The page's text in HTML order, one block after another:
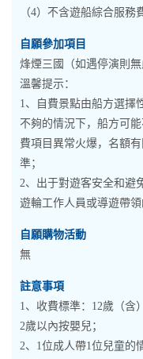
（4）不含遊船綜合服務
自願參加項目
烽煙三國（如遇停演則
溫馨提示：
1、自費景點由船方選擇
不夠的情況下，船方可
費項目異常火爆，名額
準；
2、出于對遊客安全和避
遊輪工作人員或導遊帶
自願購物活動
無
註意事項
1、收費標準：12歲（含
2歲以內按嬰兒；
2、1位成人帶1位兒童的